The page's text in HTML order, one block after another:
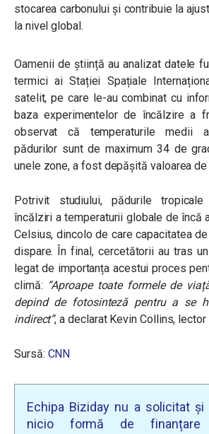
stocarea carbonului și contribuie la
la nivel global.
Oamenii de știință au analizat datele
termici ai Stației Spațiale
satelit, pe care le-au combinat cu
baza experimentelor de încălzire a
observat că temperaturile medii
pădurilor sunt de maximum 34 de
unele zone, a fost depășită valoarea de
Potrivit studiului, pădurile
încălziri a temperaturii globale de încă
Celsius, dincolo de care capacitatea
dispare. În final, cercetătorii au tras
legat de importanța acestui proces
climă: “Aproape toate formele de
depind de fotosinteză pentru a se
indirect”, a declarat Kevin Collins,
Sursă: CNN
Echipa Biziday nu a solicitat
nicio formă de